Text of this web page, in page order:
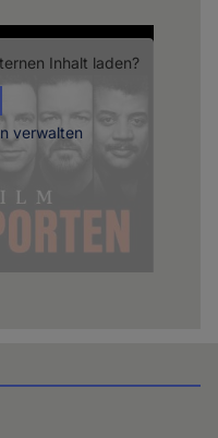
Inhalt laden?
verwalten